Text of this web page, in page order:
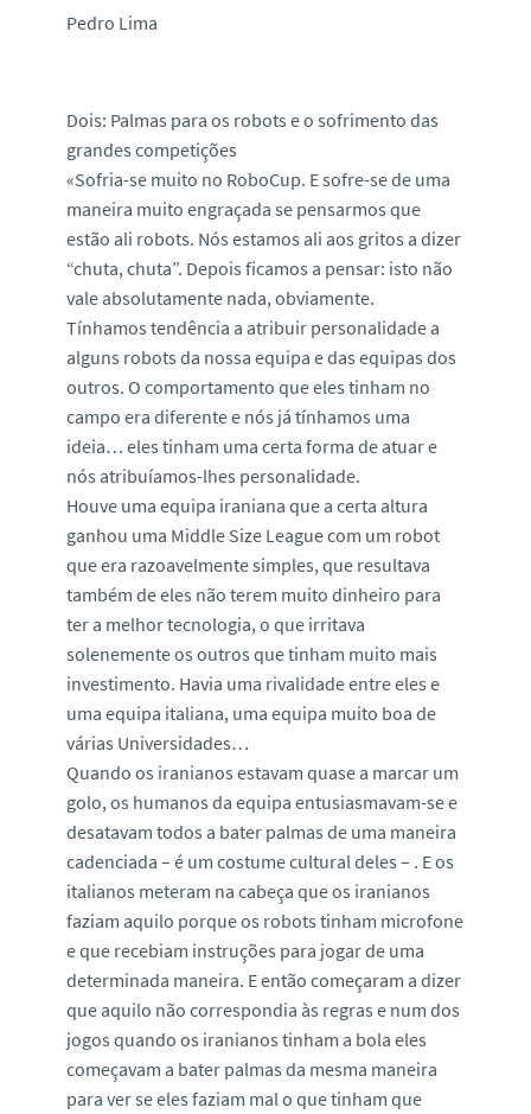
Pedro Lima
Dois: Palmas para os robots e o sofrimento das
grandes competições
«Sofria-se muito no RoboCup. E sofre-se de uma
maneira muito engraçada se pensarmos que
estão ali robots. Nós estamos ali aos gritos a dizer
“chuta, chuta”. Depois ficamos a pensar: isto não
vale absolutamente nada, obviamente.
Tínhamos tendência a atribuir personalidade a
alguns robots da nossa equipa e das equipas dos
outros. O comportamento que eles tinham no
campo era diferente e nós já tínhamos uma
ideia… eles tinham uma certa forma de atuar e
nós atribuíamos-lhes personalidade.
Houve uma equipa iraniana que a certa altura
ganhou uma Middle Size League com um robot
que era razoavelmente simples, que resultava
também de eles não terem muito dinheiro para
ter a melhor tecnologia, o que irritava
solenemente os outros que tinham muito mais
investimento. Havia uma rivalidade entre eles e
uma equipa italiana, uma equipa muito boa de
várias Universidades…
Quando os iranianos estavam quase a marcar um
golo, os humanos da equipa entusiasmavam-se e
desatavam todos a bater palmas de uma maneira
cadenciada – é um costume cultural deles – . E os
italianos meteram na cabeça que os iranianos
faziam aquilo porque os robots tinham microfone
e que recebiam instruções para jogar de uma
determinada maneira. E então começaram a dizer
que aquilo não correspondia às regras e num dos
jogos quando os iranianos tinham a bola eles
começavam a bater palmas da mesma maneira
para ver se eles faziam mal o que tinham que